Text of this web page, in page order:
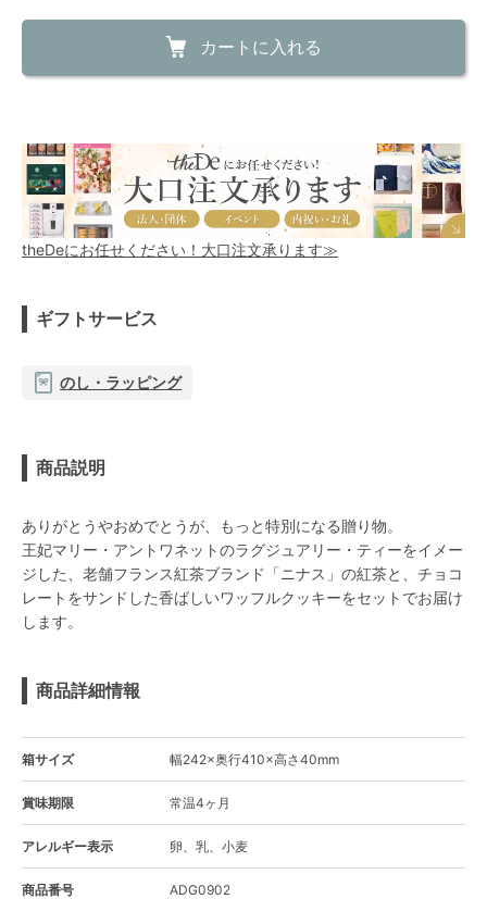
カートに入れる
theDeにお任せください！大口注文承ります≫
ギフトサービス
のし・ラッピング
商品説明
ありがとうやおめでとうが、もっと特別になる贈り物。
王妃マリー・アントワネットのラグジュアリー・ティーをイメー
ジした、老舗フランス紅茶ブランド「ニナス」の紅茶と、チョコ
レートをサンドした香ばしいワッフルクッキーをセットでお届け
します。
商品詳細情報
箱サイズ 幅242×奥行410×高さ40mm
賞味期限 常温4ヶ月
アレルギー表示 卵、乳、小麦
商品番号 ADG0902